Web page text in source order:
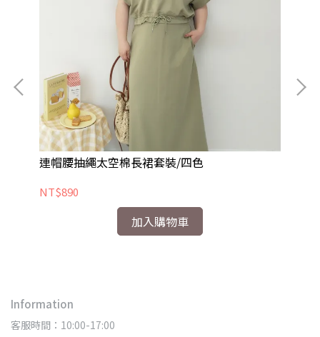
連帽腰抽繩太空棉長裙套裝/四色
NT$890
加入購物車
Information
客服時間：10:00-17:00